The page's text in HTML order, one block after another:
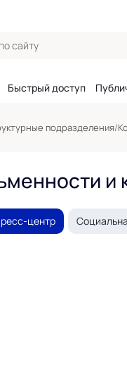
Быстрый доступ
подразделения/
и
центр